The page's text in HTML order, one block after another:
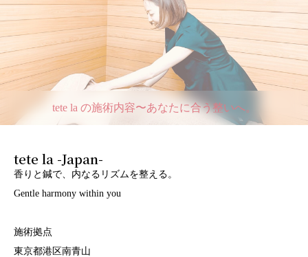
tete la の施術内容〜あなたに合う整いへ。
tete la -Japan-
香りと鍼で、内なるリズムを整える。
Gentle harmony within you
施術拠点
東京都港区南青山